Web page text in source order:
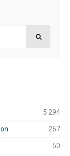
5 294
267
50